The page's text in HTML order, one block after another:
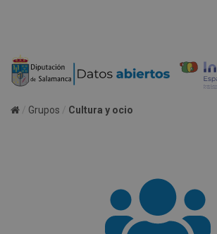
Grupos Cultura y ocio